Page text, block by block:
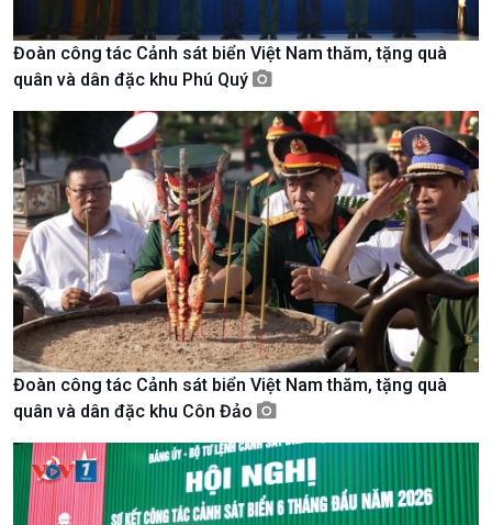
Giới thiệu
Thời sự
Thời sự 6h
Thời sự 12h
Thời sự 18h
Thời sự 21h30
Bản tin
Chuyên mục
Theo dòng Thời sự
Đoàn công tác Cảnh sát biển Việt Nam thăm, tặng quà
quân và dân đặc khu Phú Quý
Đoàn công tác Cảnh sát biển Việt Nam thăm, tặng quà
quân và dân đặc khu Côn Đảo